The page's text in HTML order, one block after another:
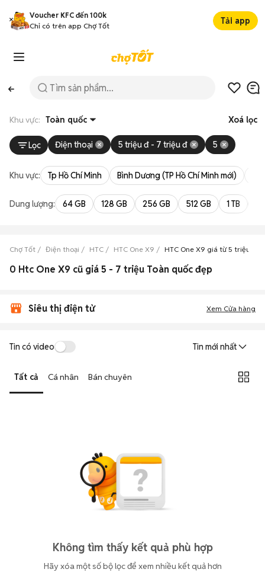
Voucher KFC đến 100k
Chỉ có trên app Chợ Tốt
Tải app
Khu vực: Toàn quốc Xoá lọc
Lọc Điện thoại 5 triệu đ - 7 triệu đ 5
Khu vực: Tp Hồ Chí Minh Bình Dương (TP Hồ Chí Minh mới)
Dung lượng: 64 GB 128 GB 256 GB 512 GB 1 TB
Chợ Tốt Điện thoại HTC HTC One X9 HTC One X9 giá từ 5 triệu
0 Htc One X9 cũ giá 5 - 7 triệu Toàn quốc đẹp
Siêu thị điện tử Xem Cửa hàng
Tin có video Tin mới nhất
Tất cả Cá nhân Bán chuyên
Không tìm thấy kết quả phù hợp
Hãy xóa một số bộ lọc để xem nhiều kết quả hơn